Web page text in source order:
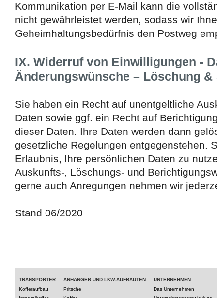
Kommunikation per E-Mail kann die
nicht gewährleistet werden, sodass wir
Geheimhaltungsbedürfnis den Postweg
IX. Widerruf von Einwilligungen -
Änderungswünsche – Löschung
Sie haben ein Recht auf unentgeltliche
Daten sowie ggf. ein Recht auf
dieser Daten. Ihre Daten werden dann
gesetzliche Regelungen entgegenstehen.
Erlaubnis, Ihre persönlichen Daten zu
Auskunfts-, Löschungs- und
gerne auch Anregungen nehmen wir
Stand 06/2020
TRANSPORTER
Kofferaufbau
ANHÄNGER UND LKW-AUFBAUTEN
Pritsche
UNTERNEHMEN
Das Unternehmen